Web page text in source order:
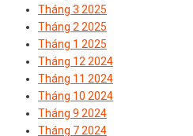
Tháng 3 2025
Tháng 2 2025
Tháng 1 2025
Tháng 12 2024
Tháng 11 2024
Tháng 10 2024
Tháng 9 2024
Tháng 7 2024